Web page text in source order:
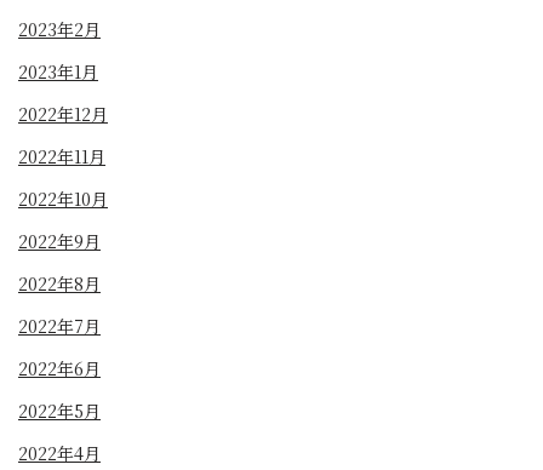
2023年2月
2023年1月
2022年12月
2022年11月
2022年10月
2022年9月
2022年8月
2022年7月
2022年6月
2022年5月
2022年4月